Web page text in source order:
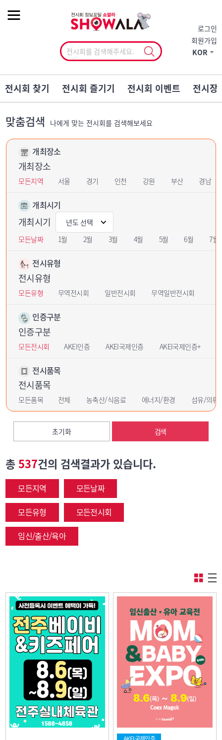
로그인
회원가입
KOR
전시회 찾기 전시회 즐기기 전시회 이벤트 전시장
맞춤검색 나에게 맞는 전시회를 검색해보세요
개최장소
개최장소
모든지역 서울 경기 인천 강원 부산 경남
개최시기
개최시기
모든날짜 1월 2월 3월 4월 5월 6월 7월
전시유형
전시유형
모든유형 무역전시회 일반전시회 무역일반전시회
인증구분
인증구분
모든전시회 AKEI인증 AKEI국제인증 AKEI국제인증+
전시품목
전시품목
모든품목 전체 농축산/식음료 에너지/환경 섬유/의류
초기화 검색
총537건의 검색결과가 있습니다.
모든지역
모든날짜
모든유형
모든전시회
임신/출산/육아